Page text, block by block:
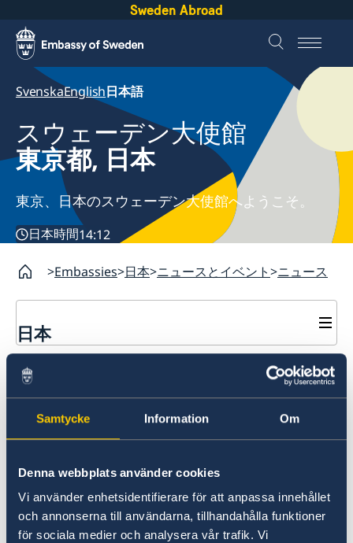
Samtycke Information Om
Denna webbplats använder cookies
Vi använder enhetsidentifierare för att anpassa innehållet
och annonserna till användarna, tillhandahålla funktioner
för sociala medier och analysera vår trafik. Vi
Sweden Abroad
SvenskaEnglish日本語
スウェーデン大使館
東京都, 日本
東京、日本のスウェーデン大使館へようこそ。
日本時間14:12
Embassies 日本 ニュースとイベント ニュース
日本
連絡先
スウェーデン大使館について
ヴィクトリア・リー大使
スタッフ
科学イノベーション部 (OSI)
商務部・投資部
大使館の建築
ニュース
さい
スウェーデン大使館への後援名義使用申請について
お知らせ
2025年10月6日
表電話は11時で終了致します。